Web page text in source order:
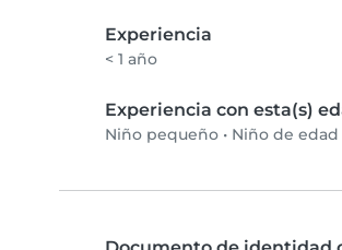
Experiencia
< 1 año
Experiencia con esta(s)
Niño pequeño • Niño de